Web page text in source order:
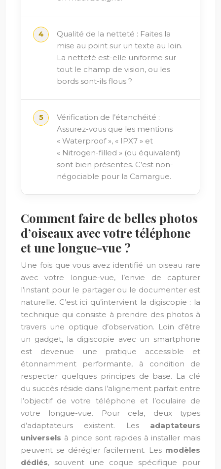
Qualité de la netteté : Faites la
mise au point sur un texte au loin.
La netteté est-elle uniforme sur
tout le champ de vision, ou les
bords sont-ils flous ?
Vérification de l’étanchéité :
Assurez-vous que les mentions
« Waterproof », « IPX7 » et
« Nitrogen-filled » (ou équivalent)
sont bien présentes. C’est non-
négociable pour la Camargue.
Comment faire de belles photos
d’oiseaux avec votre téléphone
et une longue-vue ?
Une fois que vous avez identifié un oiseau rare
avec votre longue-vue, l’envie de capturer
l’instant pour le partager ou le documenter est
naturelle. C’est ici qu’intervient la digiscopie : la
technique qui consiste à prendre des photos à
travers une optique d’observation. Loin d’être
un gadget, la digiscopie avec un smartphone
est devenue une pratique accessible et
étonnamment performante, à condition de
respecter quelques principes de base. La clé
du succès réside dans l’alignement parfait entre
l’objectif de votre téléphone et l’oculaire de
votre longue-vue. Pour cela, deux types
d’adaptateurs existent. Les adaptateurs
universels à pince sont rapides à installer mais
peuvent se dérégler facilement. Les modèles
dédiés, souvent une coque spécifique pour